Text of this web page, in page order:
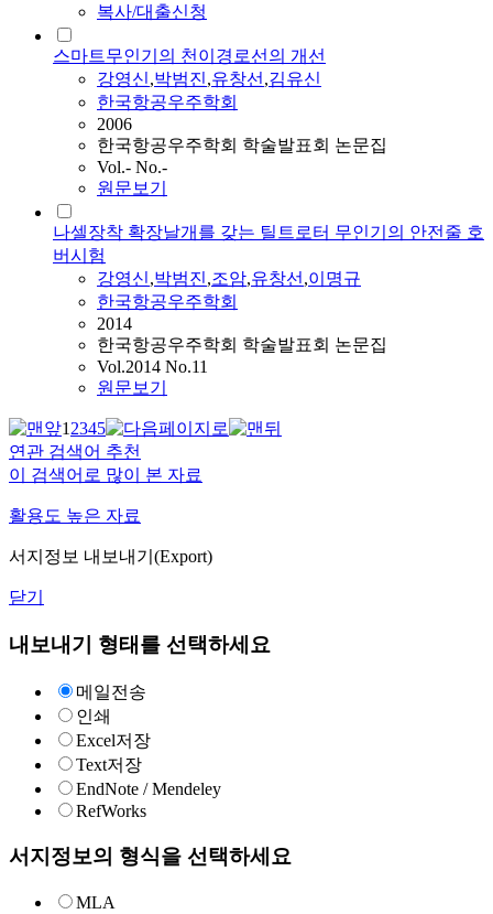
복사/대출신청
스마트무인기의 천이경로선의 개선
강영신,박범진,유창선,김유신
한국항공우주학회
2006
한국항공우주학회 학술발표회 논문집
Vol.- No.-
원문보기
나셀장착 확장날개를 갖는 틸트로터 무인기의 안전줄 호
버시험
강영신,박범진,조암,유창선,이명규
한국항공우주학회
2014
한국항공우주학회 학술발표회 논문집
Vol.2014 No.11
원문보기
12345
연관 검색어 추천
이 검색어로 많이 본 자료
활용도 높은 자료
서지정보 내보내기(Export)
닫기
내보내기 형태를 선택하세요
메일전송
인쇄
Excel저장
Text저장
EndNote / Mendeley
RefWorks
서지정보의 형식을 선택하세요
MLA